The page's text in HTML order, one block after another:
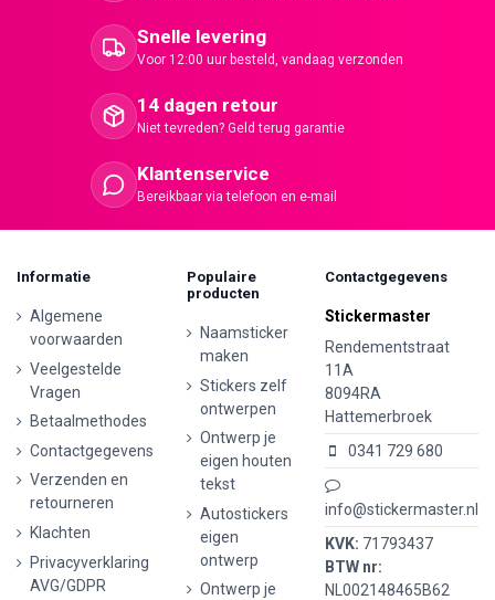
Snelle levering
Voor 12:00 uur besteld, vandaag verzonden
14 dagen retour
Niet tevreden? Geld terug garantie
Klantenservice
Bereikbaar via telefoon en e-mail
Informatie
Algemene
voorwaarden
Veelgestelde
Vragen
Betaalmethodes
Contactgegevens
Verzenden en
retourneren
Klachten
Privacyverklaring
AVG/GDPR
Populaire
producten
Naamsticker
maken
Stickers zelf
ontwerpen
Ontwerp je
eigen houten
tekst
Autostickers
eigen
ontwerp
Ontwerp je
Contactgegevens
Stickermaster
Rendementstraat
11A
8094RA
Hattemerbroek
0341 729 680
info@stickermaster.nl
KVK: 71793437
BTW nr:
NL002148465B62